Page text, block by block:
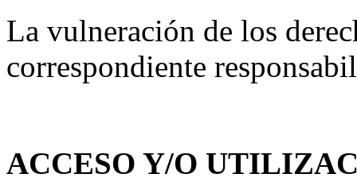
La vulneración de los
correspondiente
ACCESO Y/O